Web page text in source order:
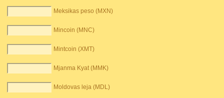
Meksikas peso (MXN)
Mincoin (MNC)
Mintcoin (XMT)
Mjanma Kyat (MMK)
Moldovas leja (MDL)